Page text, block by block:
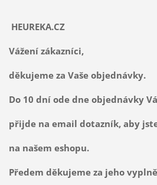
HEUREKA.CZ
Vážení zákazníci,
děkujeme za Vaše objednávky.
Do 10 dní ode dne objednávky
přijde na email dotazník, aby
na našem eshopu.
Předem děkujeme za jeho